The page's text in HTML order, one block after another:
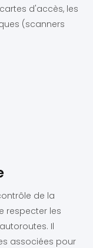
d'accès, les
(scanners
de la
respecter les
Il
associées pour